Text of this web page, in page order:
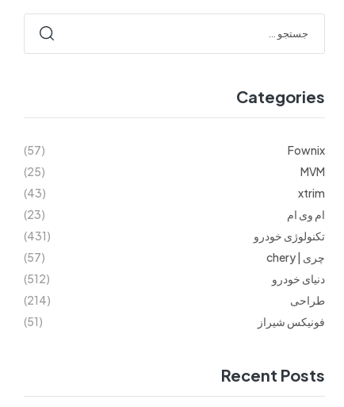
Categories
Fownix
(57)
MVM
(25)
xtrim
(43)
ام وی ام
(23)
تکنولوژی خودرو
(431)
چری | chery
(57)
دنیای خودرو
(512)
طراحی
(214)
فونیکس شیراز
(51)
Recent Posts